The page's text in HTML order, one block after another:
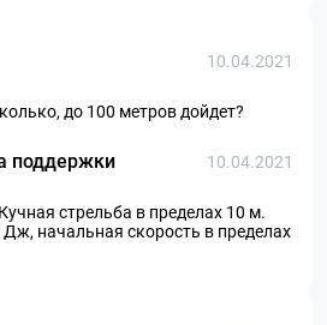
10.04.2021
до 100 метров дойдет?
поддержки 10.04.2021
стрельба в пределах 10 м.
начальная скорость в пределах